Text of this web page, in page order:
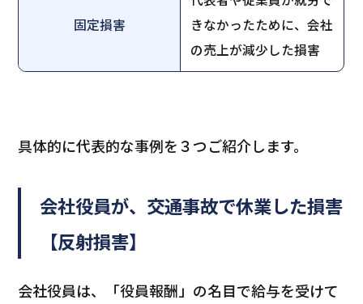
固定損害
きなかったために、会社
の売上が減少した損害
具体的に代表的な事例を３つご紹介します。
会社役員が、交通事故で休業した損害
【反射損害】
会社役員は、「役員報酬」の名目で給与を受けて